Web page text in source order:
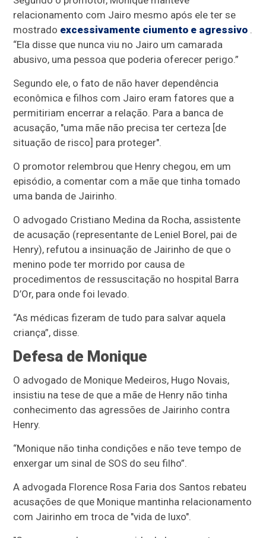
relacionamento com Jairo mesmo após ele ter se
mostrado excessivamente ciumento e agressivo .
“Ela disse que nunca viu no Jairo um camarada
abusivo, uma pessoa que poderia oferecer perigo.”
Segundo ele, o fato de não haver dependência
econômica e filhos com Jairo eram fatores que a
permitiriam encerrar a relação. Para a banca de
acusação, "uma mãe não precisa ter certeza [de
situação de risco] para proteger".
O promotor relembrou que Henry chegou, em um
episódio, a comentar com a mãe que tinha tomado
uma banda de Jairinho.
O advogado Cristiano Medina da Rocha, assistente
de acusação (representante de Leniel Borel, pai de
Henry), refutou a insinuação de Jairinho de que o
menino pode ter morrido por causa de
procedimentos de ressuscitação no hospital Barra
D’Or, para onde foi levado.
“As médicas fizeram de tudo para salvar aquela
criança”, disse.
Defesa de Monique
O advogado de Monique Medeiros, Hugo Novais,
insistiu na tese de que a mãe de Henry não tinha
conhecimento das agressões de Jairinho contra
Henry.
“Monique não tinha condições e não teve tempo de
enxergar um sinal de SOS do seu filho”.
A advogada Florence Rosa Faria dos Santos rebateu
acusações de que Monique mantinha relacionamento
com Jairinho em troca de "vida de luxo".